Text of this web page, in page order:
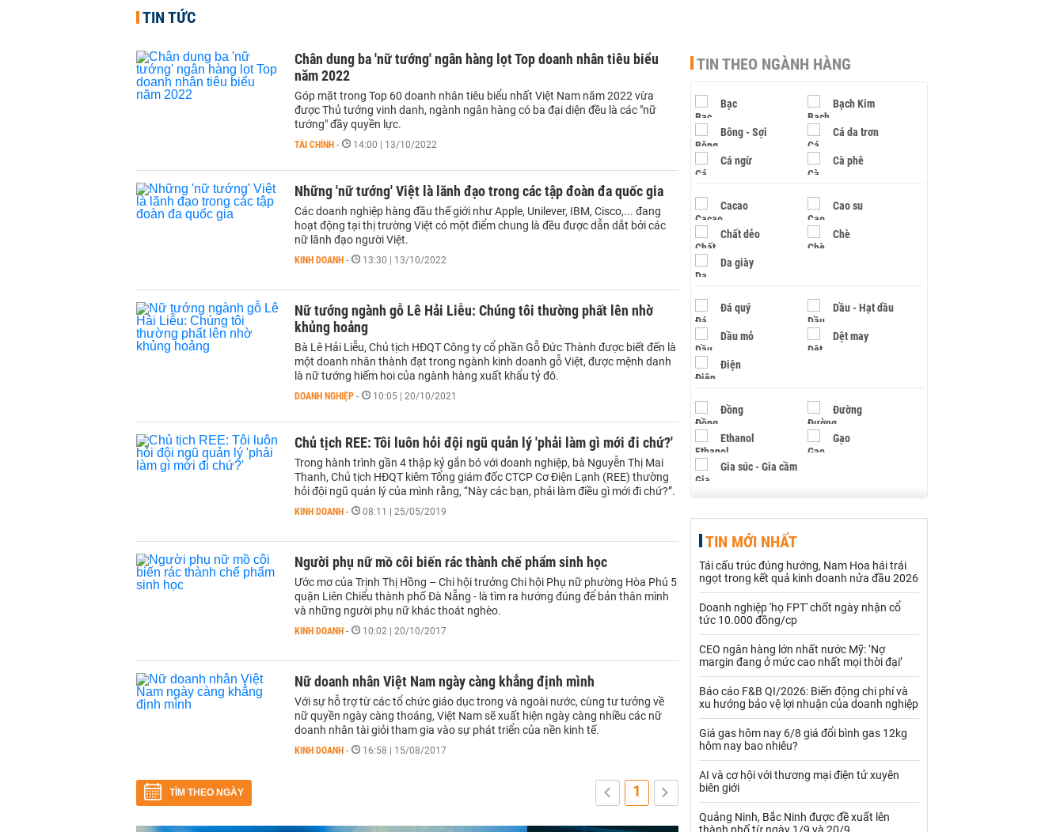
TIN TỨC
Chân dung ba 'nữ tướng' ngân hàng lọt Top doanh nhân tiêu biểu
năm 2022
Góp mặt trong Top 60 doanh nhân tiêu biểu nhất Việt Nam năm 2022 vừa
được Thủ tướng vinh danh, ngành ngân hàng có ba đại diện đều là các "nữ
tướng" đầy quyền lực.
TÀI CHÍNH - 14:00 | 13/10/2022
Những 'nữ tướng' Việt là lãnh đạo trong các tập đoàn đa quốc gia
Các doanh nghiệp hàng đầu thế giới như Apple, Unilever, IBM, Cisco,... đang
hoạt động tại thị trường Việt có một điểm chung là đều được dẫn dắt bởi các
nữ lãnh đạo người Việt.
KINH DOANH - 13:30 | 13/10/2022
Nữ tướng ngành gỗ Lê Hải Liễu: Chúng tôi thường phất lên nhờ
khủng hoảng
Bà Lê Hải Liễu, Chủ tịch HĐQT Công ty cổ phần Gỗ Đức Thành được biết đến là
một doanh nhân thành đạt trong ngành kinh doanh gỗ Việt, được mệnh danh
là nữ tướng hiếm hoi của ngành hàng xuất khẩu tỷ đô.
DOANH NGHIỆP - 10:05 | 20/10/2021
Chủ tịch REE: Tôi luôn hỏi đội ngũ quản lý 'phải làm gì mới đi chứ?'
Trong hành trình gần 4 thập kỷ gắn bó với doanh nghiệp, bà Nguyễn Thị Mai
Thanh, Chủ tịch HĐQT kiêm Tổng giám đốc CTCP Cơ Điện Lạnh (REE) thường
hỏi đội ngũ quản lý của mình rằng, “Này các bạn, phải làm điều gì mới đi chứ?”.
KINH DOANH - 08:11 | 25/05/2019
Người phụ nữ mồ côi biến rác thành chế phẩm sinh học
Ước mơ của Trịnh Thị Hồng – Chi hội trưởng Chi hội Phụ nữ phường Hòa Phú 5
quận Liên Chiểu thành phố Đà Nẵng - là tìm ra hướng đúng để bản thân mình
và những người phụ nữ khác thoát nghèo.
KINH DOANH - 10:02 | 20/10/2017
Nữ doanh nhân Việt Nam ngày càng khẳng định mình
Với sự hỗ trợ từ các tổ chức giáo dục trong và ngoài nước, cùng tư tưởng về
nữ quyền ngày càng thoáng, Việt Nam sẽ xuất hiện ngày càng nhiều các nữ
doanh nhân tài giỏi tham gia vào sự phát triển của nền kinh tế.
KINH DOANH - 16:58 | 15/08/2017
TÌM THEO NGÀY 1
TIN THEO NGÀNH HÀNG
Bạc Bạch Kim
Bông - Sợi Cá da trơn
Cá ngừ Cà phê
Cacao Cao su
Chất dẻo Chè
Da giày
Đá quý Dầu - Hạt dầu
Dầu mỏ Dệt may
Điện
Đồng Đường
Ethanol Gạo
Gia súc - Gia cầm
Hạt điều
Khí đốt
Kim loại khác Mắc ca
Muối Ngũ cốc
Nhựa - Hạt nhựa
Palladium Phân bón
Rau - Củ -Quả
Sữa
Than Thức ăn chăn nuôi
TIN MỚI NHẤT
Tái cấu trúc đúng hướng, Nam Hoa hái trái
ngọt trong kết quả kinh doanh nửa đầu 2026
Doanh nghiệp 'họ FPT' chốt ngày nhận cổ
tức 10.000 đồng/cp
CEO ngân hàng lớn nhất nước Mỹ: ‘Nợ
margin đang ở mức cao nhất mọi thời đại’
Báo cáo F&B QI/2026: Biến động chi phí và
xu hướng bảo vệ lợi nhuận của doanh nghiệp
Giá gas hôm nay 6/8 giá đổi bình gas 12kg
hôm nay bao nhiêu?
AI và cơ hội với thương mại điện tử xuyên
biên giới
Quảng Ninh, Bắc Ninh được đề xuất lên